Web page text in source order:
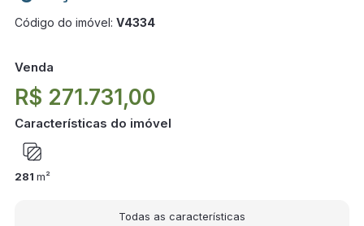
Código do imóvel: V4334
Venda
R$ 271.731,00
Características do imóvel
281 m²
Todas as características